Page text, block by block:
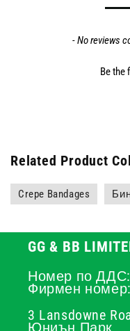
- No reviews
Be the
Related Product
Crepe Bandages
GG & BB
Номер по ДДС:
Фирмен номер:
3 Lansdowne
Юниън Парк